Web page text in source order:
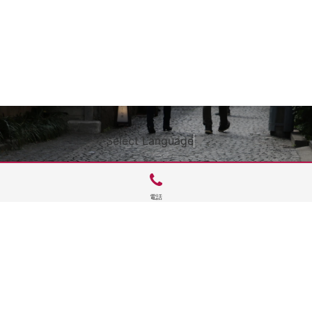
Select Language▼
電話